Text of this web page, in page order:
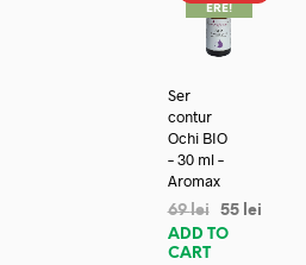
ERE!
Ser
contur
Ochi BIO
– 30 ml –
Aromax
69lei 55 lei
ADD TO
CART